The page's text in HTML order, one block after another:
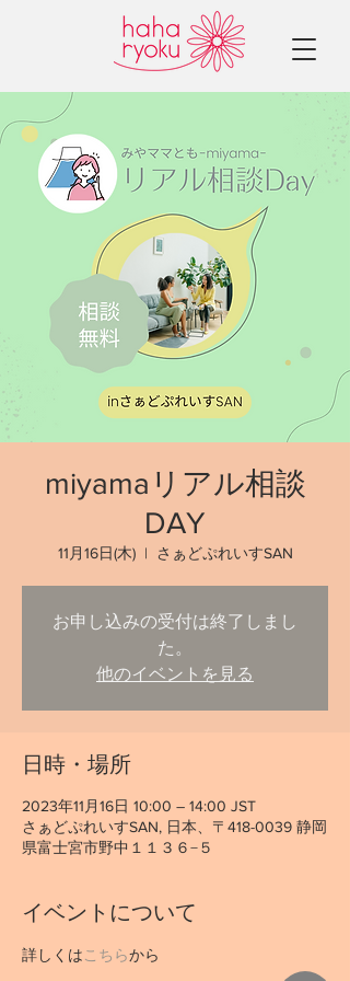
miyamaリアル相談
DAY
11月16日(木)
  |
さぁどぷれいすSAN
お申し込みの受付は終了しまし
た。
他のイベントを見る
日時・場所
2023年11月16日 10:00 – 14:00 JST
さぁどぷれいすSAN, 日本、〒418-0039 静岡
県富士宮市野中１１３６−５
イベントについて
詳しくは こちらから